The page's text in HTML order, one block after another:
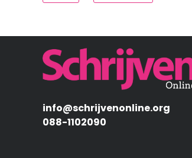
Afbeelding
info@schrijvenonline.org
088-1102090